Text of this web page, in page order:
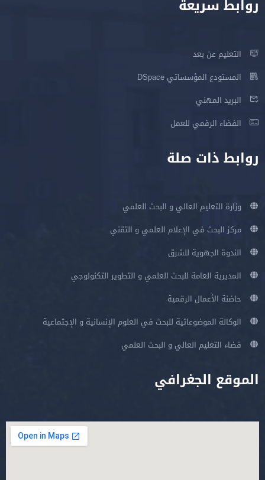
روابط سريعة
التعليم عن بعد
المستودع المؤسساتي DSpace
البريد المهني
الفضاء الرقمي للعمل
روابط ذات صلة
وزارة التعليم العالي و البحث العلمي
مركز البحث في الإعلام العلمي و التقني
الندوة الجهوية للشرق
المديرية العامة للبحث العلمي و التطوير التكنولوجي
حاضنة الأعمال الرقمية
الوكالة الموضوعاتية للبحث في العلوم الإنسانية و الإجتماعية
فضاء التعليم العالي و البحث العلمي
الموقع الجغرافي